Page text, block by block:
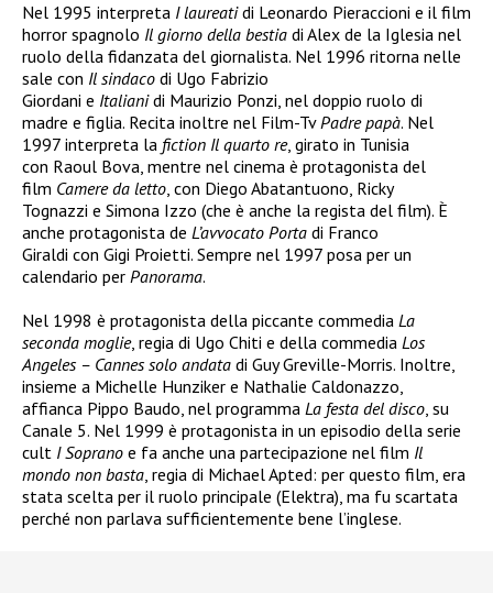
Nel 1995 interpreta I laureatidi Leonardo Pieraccioni e il film
horror spagnolo Il giorno della bestia di Alex de la Iglesia nel
ruolo della fidanzata del giornalista. Nel 1996 ritorna nelle
sale con Il sindaco di Ugo Fabrizio
Giordani e Italianidi Maurizio Ponzi, nel doppio ruolo di
madre e figlia. Recita inoltre nel Film-TvPadre papà. Nel
1997 interpreta la fiction Il quarto re, girato in Tunisia
con Raoul Bova, mentre nel cinema è protagonista del
film Camere da letto, con Diego Abatantuono, Ricky
Tognazzi e Simona Izzo (che è anche la regista del film). È
anche protagonista de L’avvocato Porta di Franco
Giraldi con Gigi Proietti. Sempre nel 1997 posa per un
calendario per Panorama.
Nel 1998 è protagonista della piccante commedia La
seconda moglie, regia di Ugo Chiti e della commedia Los
Angeles – Cannes solo andata di Guy Greville-Morris. Inoltre,
insieme a Michelle Hunziker e Nathalie Caldonazzo,
affianca Pippo Baudo, nel programma La festa del disco, su
Canale 5. Nel 1999 è protagonista in un episodio della serie
cult I Soprano e fa anche una partecipazione nel film Il
mondo non basta, regia di Michael Apted: per questo film, era
stata scelta per il ruolo principale (Elektra), ma fu scartata
perché non parlava sufficientemente bene l’inglese.